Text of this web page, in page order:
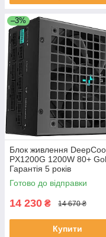
–3%
Блок живлення
PX1200G 1200W 80+
Гарантія 5 років
Готово до відправки
14 230 ₴ 14 670 ₴
Купити